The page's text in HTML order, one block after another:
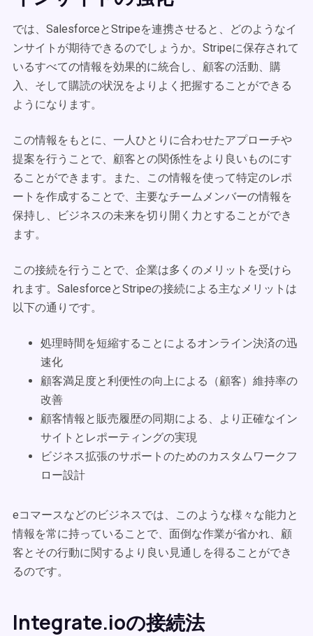
では、SalesforceとStripeを連携させると、どのようなイ
ンサイトが期待できるのでしょうか。Stripeに保存されて
いるすべての情報を効果的に統合し、顧客の活動、購
入、そして購読の状況をよりよく把握することができる
ようになります。
この情報をもとに、一人ひとりに合わせたアプローチや
提案を行うことで、顧客との関係性をより良いものにす
ることができます。また、この情報を使って特定のレポ
ートを作成することで、主要なチームメンバーの情報を
保持し、ビジネスの未来を切り開く力とすることができ
ます。
この接続を行うことで、企業は多くのメリットを受けら
れます。SalesforceとStripeの接続による主なメリットは
以下の通りです。
処理時間を短縮することによるオンライン決済の迅
速化
顧客満足度と利便性の向上による（顧客）維持率の
改善
顧客情報と販売履歴の同期による、より正確なイン
サイトとレポーティングの実現
ビジネス拡張のサポートのためのカスタムワークフ
ロー設計
eコマースなどのビジネスでは、このような様々な能力と
情報を常に持っていることで、面倒な作業が省かれ、顧
客とその行動に関するより良い見通しを得ることができ
るのです。
Integrate.ioの接続法